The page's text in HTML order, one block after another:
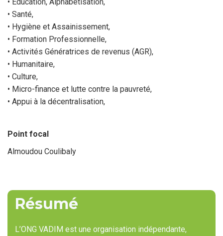
• Santé,
• Hygiène et Assainissement,
• Formation Professionnelle,
• Activités Génératrices de revenus (AGR),
• Humanitaire,
• Culture,
• Micro-finance et lutte contre la pauvreté,
• Appui à la décentralisation,
Point focal
Nom
Almoudou Coulibaly
Résumé
L’ONG VADIM est une organisation indépendante,